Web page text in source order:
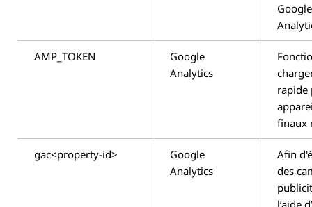
Google
AMP_TOKEN
Google
Analytics
rapide
finaux
gac<property-id>
Google
Analytics
Afin
des
l’aide